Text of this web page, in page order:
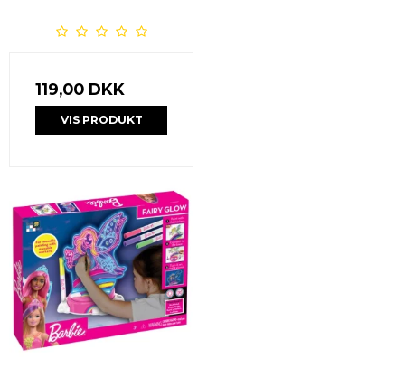
119,00 DKK
VIS PRODUKT